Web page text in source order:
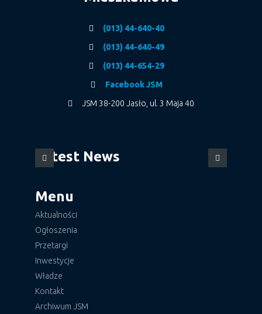
(013) 44-640-40
(013) 44-640-49
(013) 44-654-29
Facebook JSM
JSM 38-200 Jasło, ul. 3 Maja 40
Latest News
Menu
Aktualności
Ogłoszenia
Przetargi
Inwestycje
Władze
Kontakt
Archiwum JSM